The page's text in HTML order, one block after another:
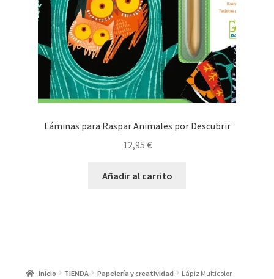
Láminas para Raspar Animales por Descubrir
12,95 €
Añadir al carrito
Inicio TIENDA Papelería y creatividad
Lápiz Multicolor